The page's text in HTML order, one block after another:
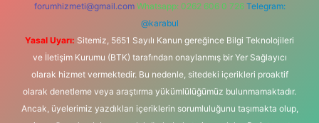
forumhizmeti@gmail.com Whatsapp: 0262 606 0 726 Telegram:
@karabul
Yasal Uyarı: Sitemiz, 5651 Sayılı Kanun gereğince Bilgi Teknolojileri
ve İletişim Kurumu (BTK) tarafından onaylanmış bir Yer Sağlayıcı
olarak hizmet vermektedir. Bu nedenle, sitedeki içerikleri proaktif
olarak denetleme veya araştırma yükümlülüğümüz bulunmamaktadır.
Ancak, üyelerimiz yazdıkları içeriklerin sorumluluğunu taşımakta olup,